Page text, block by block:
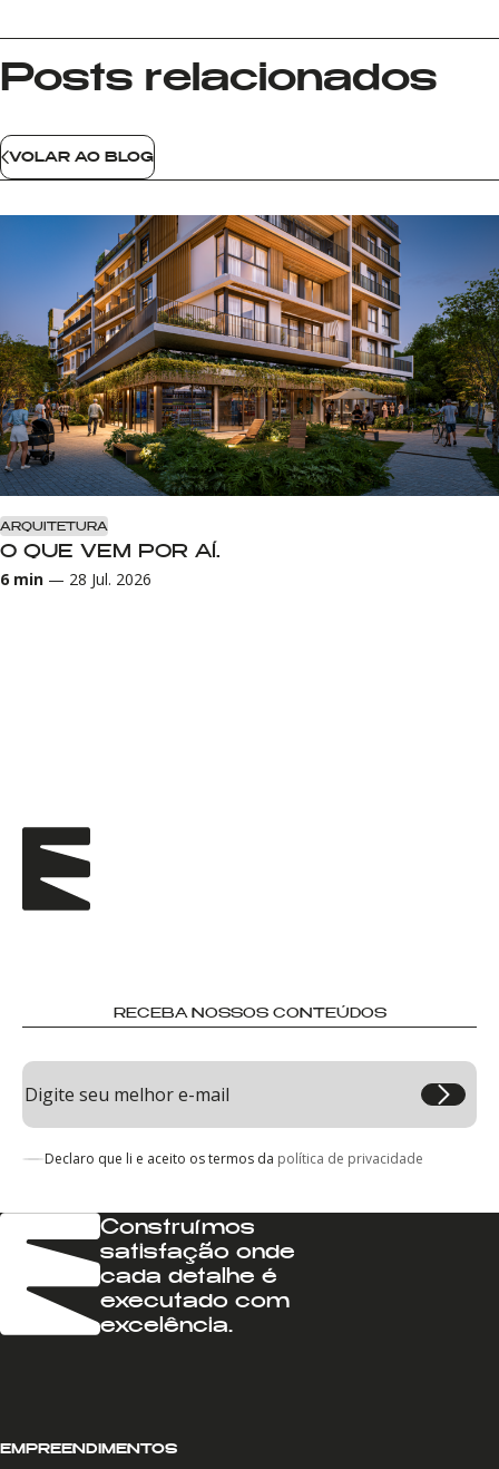
Posts relacionados
VOLAR AO BLOG
ARQUITETURA
O QUE VEM POR AÍ.
6 min — 28 Jul. 2026
RECEBA NOSSOS CONTEÚDOS
Declaro que li e aceito os termos da política de privacidade
Construímos
satisfação onde
cada detalhe é
executado com
excelência.
EMPREENDIMENTOS